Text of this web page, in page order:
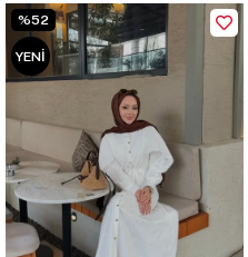
%52
YENI